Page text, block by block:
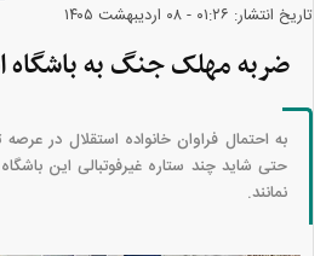
تاریخ انتشار: ۰۱:۲۶ - ۰۸ ارديبهشت ۱۴۰۵
ضربه مهلک جنگ به باشگاه
به احتمال فراوان خانواده استقلال در
حتی شاید چند ستاره غیرفوتبالی این
نمانند.